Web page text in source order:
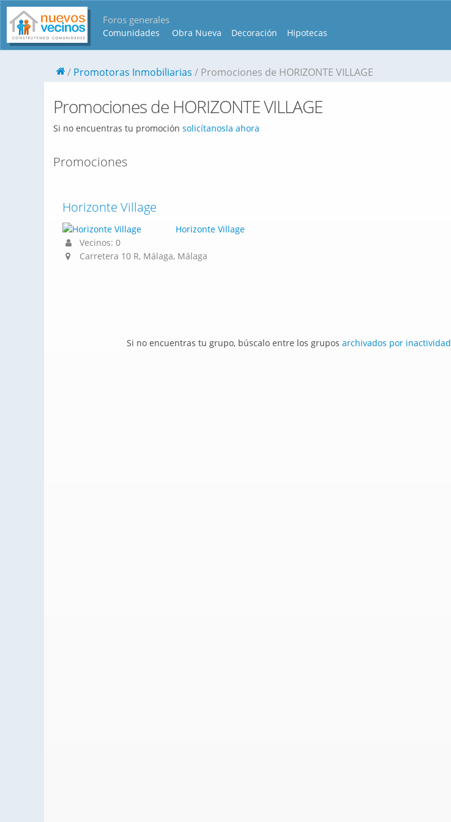
Foros generales
Comunidades Obra Nueva Decoración Hipotecas
Promotoras Inmobiliarias Promociones de HORIZONTE VILLAGE
Promociones de HORIZONTE VILLAGE
Si no encuentras tu promoción solicítanosla ahora
Promociones
Horizonte Village
Horizonte Village
Vecinos: 0
Carretera 10 R, Málaga, Málaga
Si no encuentras tu grupo, búscalo entre los grupos archivados por inactividad